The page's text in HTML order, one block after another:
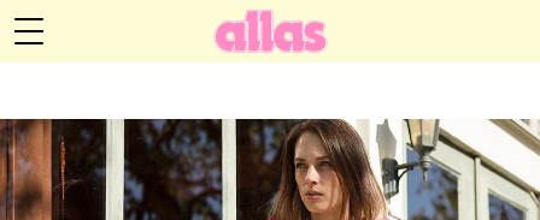
Hälsa
Anna María Larssons blogg